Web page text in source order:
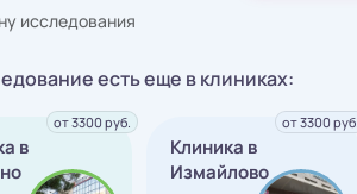
исследования
есть еще в клиниках:
в
от 3300 руб.
Клиника в
Измайлово
от 3300 руб.